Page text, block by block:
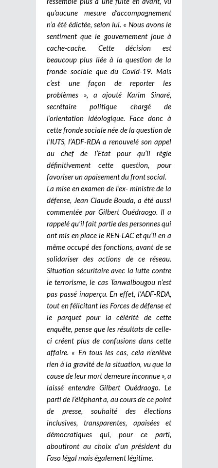
qu’aucune mesure d’accompagnement
n’a été édictée, selon lui. « Nous avons le
sentiment que le gouvernement joue à
cache-cache. Cette décision est
beaucoup plus liée à la question de la
fronde sociale que du Covid-19. Mais
c’est une façon de reporter les
problèmes », a ajouté Karim Sinaré,
secrétaire politique chargé de
l’orientation idéologique. Face donc à
cette fronde sociale née de la question de
l’IUTS, l’ADF-RDA a renouvelé son appel
au chef de l’Etat pour qu’il règle
définitivement cette question, pour
favoriser un apaisement du front social.
La mise en examen de l’ex- ministre de la
défense, Jean Claude Bouda, a été aussi
commentée par Gilbert Ouédraogo. Il a
rappelé qu’il fait partie des personnes qui
ont mis en place le REN-LAC et qu’il en a
même occupé des fonctions, avant de se
solidariser des actions de ce réseau.
Situation sécuritaire avec la lutte contre
le terrorisme, le cas Tanwalbougou n’est
pas passé inaperçu. En effet, l’ADF-RDA,
tout en félicitant les Forces de défense et
le parquet pour la célérité de cette
enquête, pense que les résultats de celle-
ci créent plus de confusions dans cette
affaire. « En tous les cas, cela n’enlève
rien à la gravité de la situation, vu que la
cause de leur mort demeure inconnue », a
laissé entendre Gilbert Ouédraogo. Le
parti de l’éléphant a, au cours de ce point
de presse, souhaité des élections
inclusives, transparentes, apaisées et
démocratiques qui, pour ce parti,
aboutiront au choix d’un président du
Faso légal mais également légitime.